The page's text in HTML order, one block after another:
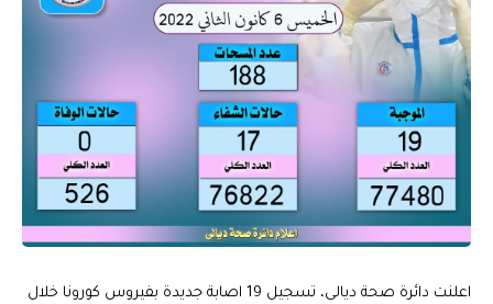
اعلنت دائرة صحة ديالى، تسجيل 19 اصابة جديدة بفيروس كورونا خلال